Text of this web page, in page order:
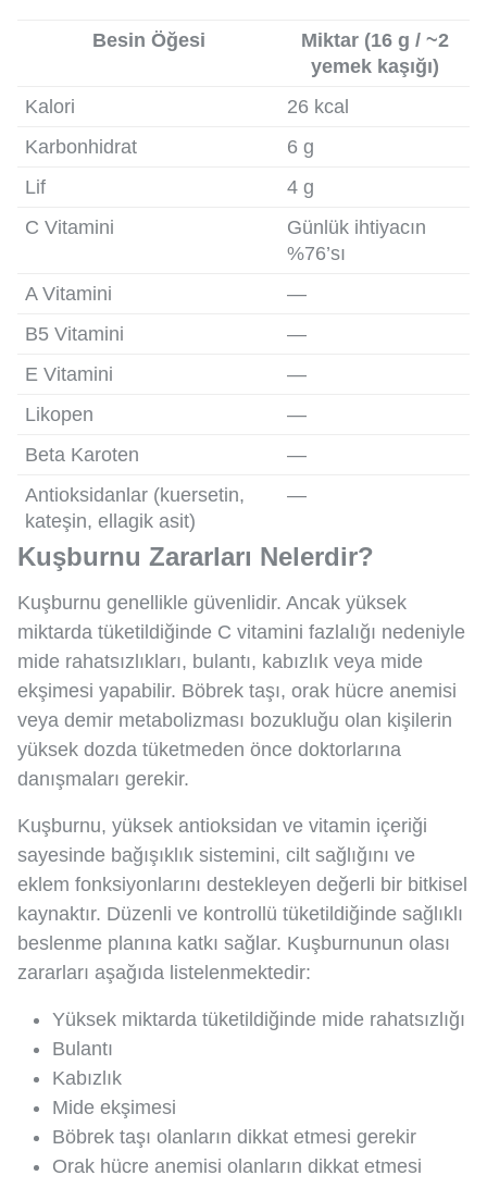
Besin Öğesi
Miktar (16 g / ~2
yemek kaşığı)
Kalori
26 kcal
Karbonhidrat
6 g
Lif
4 g
C Vitamini
Günlük ihtiyacın
%76’sı
A Vitamini
—
B5 Vitamini
—
E Vitamini
—
Likopen
—
Beta Karoten
—
Antioksidanlar (kuersetin,
kateşin, ellagik asit)
—
Kuşburnu Zararları Nelerdir?
Kuşburnu genellikle güvenlidir. Ancak yüksek
miktarda tüketildiğinde C vitamini fazlalığı nedeniyle
mide rahatsızlıkları, bulantı, kabızlık veya mide
ekşimesi yapabilir. Böbrek taşı, orak hücre anemisi
veya demir metabolizması bozukluğu olan kişilerin
yüksek dozda tüketmeden önce doktorlarına
danışmaları gerekir.
Kuşburnu, yüksek antioksidan ve vitamin içeriği
sayesinde bağışıklık sistemini, cilt sağlığını ve
eklem fonksiyonlarını destekleyen değerli bir bitkisel
kaynaktır. Düzenli ve kontrollü tüketildiğinde sağlıklı
beslenme planına katkı sağlar. Kuşburnunun olası
zararları aşağıda listelenmektedir:
Yüksek miktarda tüketildiğinde mide rahatsızlığı
Bulantı
Kabızlık
Mide ekşimesi
Böbrek taşı olanların dikkat etmesi gerekir
Orak hücre anemisi olanların dikkat etmesi